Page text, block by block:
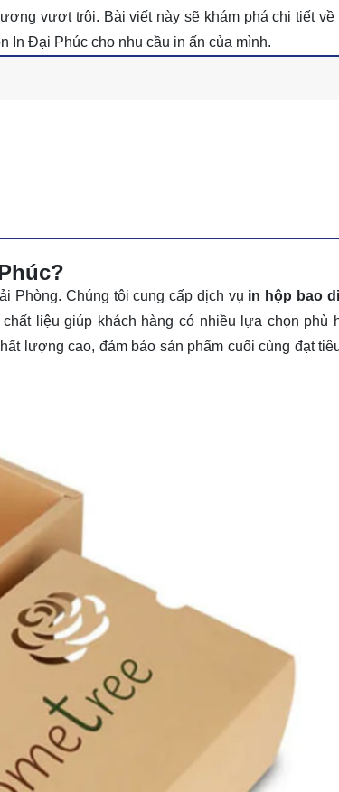
vượt trội. Bài viết này sẽ khám phá chi tiết về
In Đại Phúc cho nhu cầu in ấn của mình.
Phòng. Chúng tôi cung cấp dịch vụ in hộp bao
liệu giúp khách hàng có nhiều lựa chọn phù
lượng cao, đảm bảo sản phẩm cuối cùng đạt